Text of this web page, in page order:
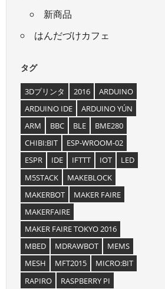
新商品
はんだづけカフェ
タグ
3Dプリンタ 2016
ARDUINO
ARDUINO IDE
ARDUINO YÚN
ARM
BBC BLE
BME280
CHIBI:BIT
ESP-WROOM-02
ESPR
IDE IFTTT IOT
LED
M5STACK
MAKEBLOCK
MAKERBOT
MAKER FAIRE
MAKERFAIRE
MAKER FAIRE TOKYO 2016
MBED
MDRAWBOT
MEMS
MESH
MFT2015
MICRO:BIT
RAPIRO
RASPBERRY PI